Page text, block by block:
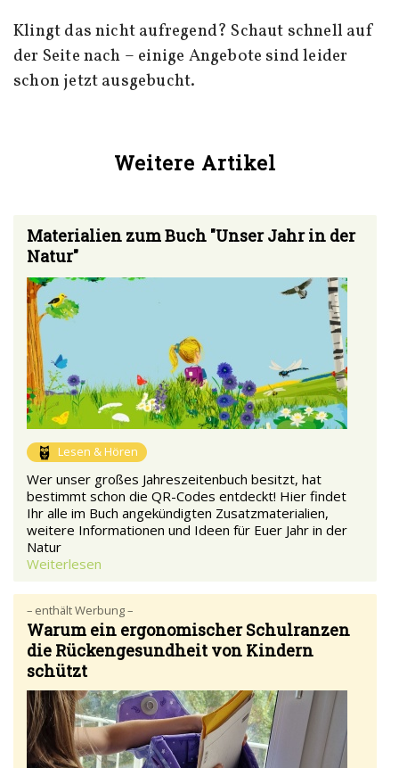
Klingt das nicht aufregend? Schaut schnell auf
der Seite nach – einige Angebote sind leider
schon jetzt ausgebucht.
Weitere Artikel
Materialien zum Buch "Unser Jahr in der
Natur"
Lesen & Hören
Wer unser großes Jahreszeitenbuch besitzt, hat
bestimmt schon die QR-Codes entdeckt! Hier findet
Ihr alle im Buch angekündigten Zusatzmaterialien,
weitere Informationen und Ideen für Euer Jahr in der
Natur
Weiterlesen
– enthält Werbung –
Warum ein ergonomischer Schulranzen
die Rückengesundheit von Kindern
schützt